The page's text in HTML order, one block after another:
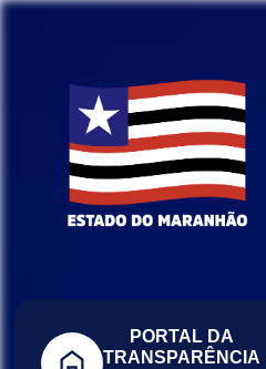
PORTAL DA
TRANSPARÊNCIA